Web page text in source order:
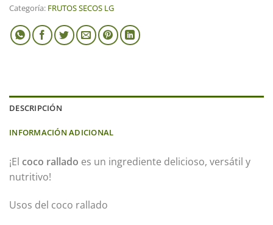
Categoría: FRUTOS SECOS LG
DESCRIPCIÓN
INFORMACIÓN ADICIONAL
¡El coco rallado es un ingrediente delicioso, versátil y
nutritivo!
Usos del coco rallado